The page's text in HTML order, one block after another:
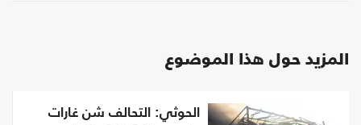
المزيد حول هذا الموضوع
الحوثي: التحالف شن غارات